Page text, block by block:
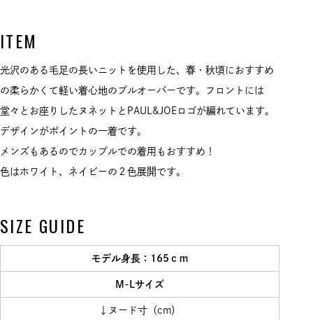
ITEM
光沢のある毛足の長いニットを使用した、春・秋頃におすすめ
の柔らかくて軽い着心地のプルオーバーです。フロントには
堂々とお座りしたヌネットとPAUL&JOEロゴが編れています。
デザインがポイントの一着です。
メンズもあるのでカップルでの着用もおすすめ！
色はホワイト、ネイビーの２色展開です。
SIZE GUIDE
モデル身長：165ｃｍ
M-Lサイズ
↓ヌード寸（cm）